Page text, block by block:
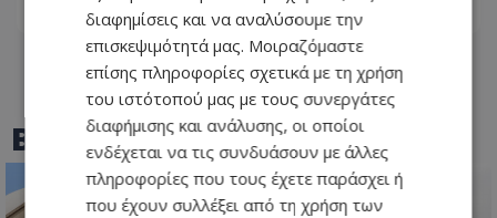
08.08.2026 - 10:32
BEST OFTOTHEMAONLINE
διαφημίσεις και να αναλύσουμε την
επισκεψιμότητά μας. Μοιραζόμαστε
επίσης πληροφορίες σχετικά με τη χρήση
του ιστότοπού μας με τους συνεργάτες
διαφήμισης και ανάλυσης, οι οποίοι
ενδέχεται να τις συνδυάσουν με άλλες
πληροφορίες που τους έχετε παράσχει ή
που έχουν συλλέξει από τη χρήση των